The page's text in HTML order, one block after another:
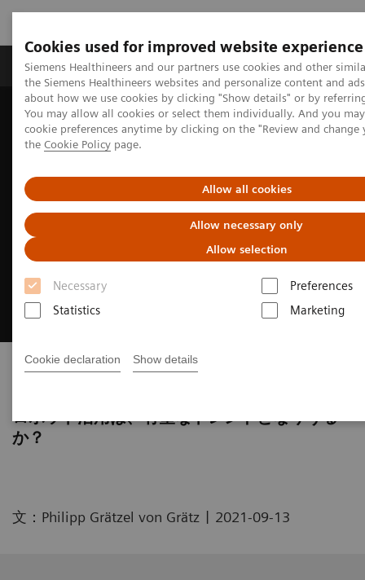
Cookies used for improved website experience
Siemens Healthineers and our partners use cookies and other
the Siemens Healthineers websites and personalize content and
about how we use cookies by clicking "Show details" or by
You may allow all cookies or select them individually. And you
cookie preferences anytime by clicking on the "Review and
the Cookie Policy page.
Allow all cookies
Allow necessary only
Allow selection
Necessary
Preferences
Statistics
Marketing
Cookie declaration Show details
製品＆サービス サポート情報 Insights
ホーム News & Stories 次なる医療フロンティア
次なる医療フロンティア
ロボット活用は、有望なトレンドとなりうる
か？
文：Philipp Grätzel von Grätz | 2021-09-13